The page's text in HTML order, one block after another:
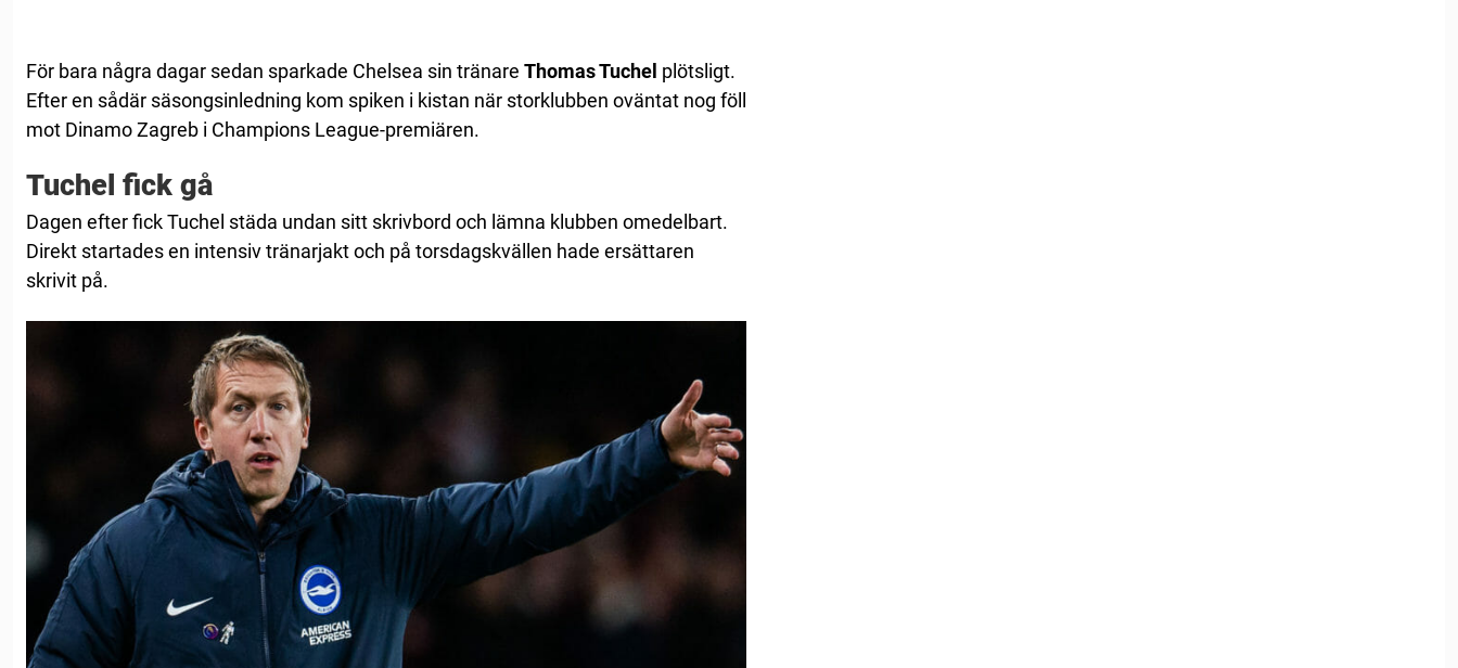
För bara några dagar sedan sparkade Chelsea sin tränare Thomas Tuchel plötsligt.
Efter en sådär säsongsinledning kom spiken i kistan när storklubben oväntat nog föll
mot Dinamo Zagreb i Champions League-premiären.
Tuchel fick gå
Dagen efter fick Tuchel städa undan sitt skrivbord och lämna klubben omedelbart.
Direkt startades en intensiv tränarjakt och på torsdagskvällen hade ersättaren
skrivit på.